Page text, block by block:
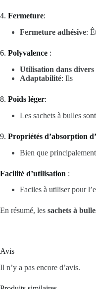
4. Fermeture:
Fermeture adhésive:
6. Polyvalence :
Utilisation dans divers
Adaptabilité: Ils
8. Poids léger:
Les sachets à bulles
9. Propriétés d’absorption
Bien que
Facilité d’utilisation :
Faciles à utiliser pour
En résumé, les sachets à
Avis
Il n’y a pas encore d’avis.